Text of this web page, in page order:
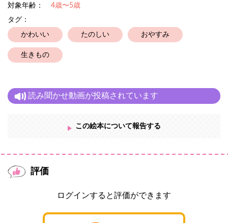
ちょっとお手伝いしてあげましょうか！
※本作では読者様にお手伝いをしていただくため
途中画面の向きを変えたり動かしたりするシーンがあります。
周りに注意してお楽しみください。
対象年齢：
4歳〜5歳
タグ：
かわいい たのしい おやすみ
生きもの
読み聞かせ動画が投稿されています
この絵本について報告する
評価
ログインすると評価ができます